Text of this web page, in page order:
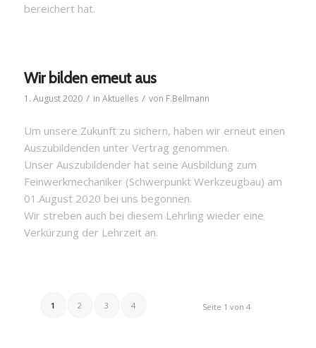
bereichert hat.
Wir bilden erneut aus
1. August 2020 / in Aktuelles / von F.Bellmann
Um unsere Zukunft zu sichern, haben wir erneut einen
Auszubildenden unter Vertrag genommen.
Unser Auszubildender hat seine Ausbildung zum
Feinwerkmechaniker (Schwerpunkt Werkzeugbau) am
01.August 2020 bei uns begonnen.
Wir streben auch bei diesem Lehrling wieder eine
Verkürzung der Lehrzeit an.
Seite 1 von 4
1 2 3 4